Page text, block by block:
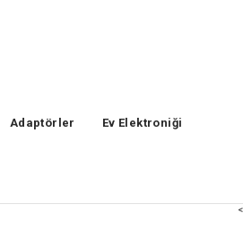
Adaptörler Ev Elektroniği